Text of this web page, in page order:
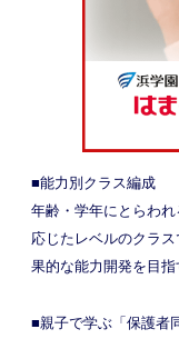
■能力別クラス編成
年齢・学年にとらわ
応じたレベルのクラ
果的な能力開発を目指
■親子で学ぶ「保護者